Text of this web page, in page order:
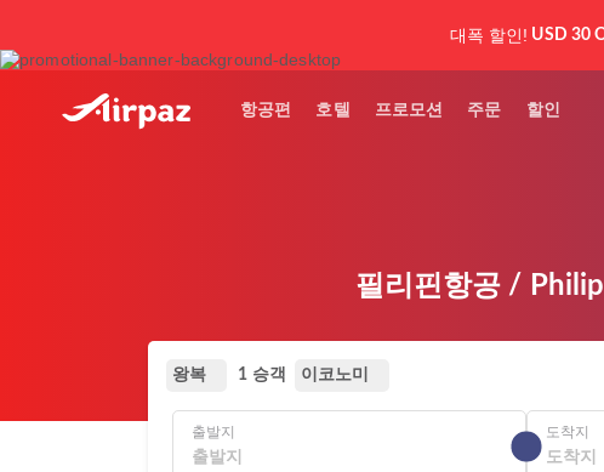
대폭 할인! USD 30
항공편 호텔 프로모션 주문 할인
필리핀항공 /
왕복 1 승객 이코노미
출발지 도착지